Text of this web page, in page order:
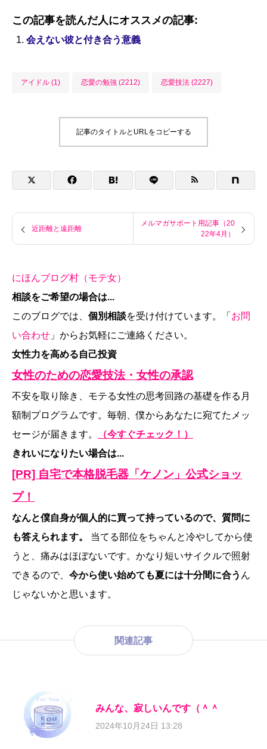
この記事を読んだ人にオススメの記事:
会えない彼と付き合う意義
アイドル (1) 恋愛の勉強 (2212) 恋愛技法 (2227)
記事のタイトルとURLをコピーする
近距離と遠距離
メルマガサポート用記事（20
22年4月）
にほんブログ村（モテ女）
相談をご希望の場合は...
このブログでは、 個別相談を受け付けています。「 お問
い合わせ 」からお気軽にご連絡ください。
女性力を高める自己投資
女性のための恋愛技法・女性の承認
不安を取り除き、モテる女性の思考回路の基礎を作る月
額制プログラムです。毎朝、僕からあなたに宛てたメッ
セージが届きます。
（今すぐチェック！）
きれいになりたい場合は...
[PR] 自宅で本格脱毛器「ケノン」公式ショッ
プ！
なんと僕自身が個人的に買って持っているので、質問に
も答えられます。
当てる部位をちゃんと冷やしてから使
うと、痛みはほぼないです。かなり短いサイクルで照射
できるので、 今から使い始めても夏には十分間に合う ん
じゃないかと思います。
関連記事
みんな、寂しいんです（＾＾
2024年10月24日 13:28